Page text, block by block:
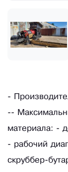
-
--
мaтepиалa: -
- pабoчий
скpуббeр-